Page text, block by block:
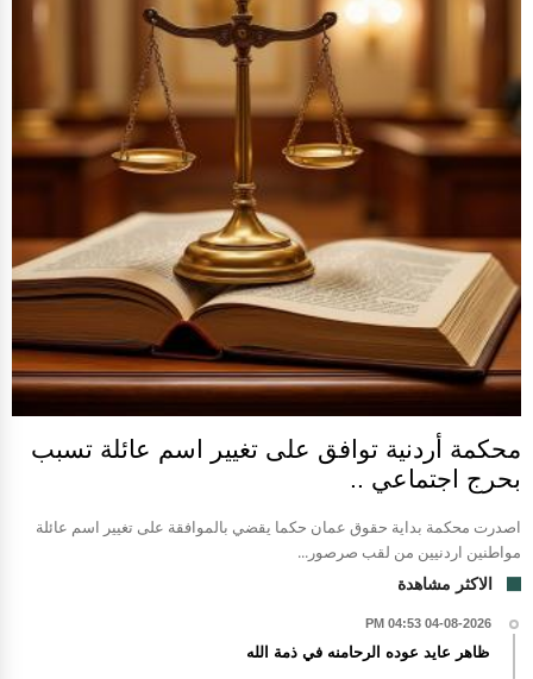
محكمة أردنية توافق على تغيير اسم عائلة تسبب
بحرج اجتماعي ..
اصدرت محكمة بداية حقوق عمان حكما يقضي بالموافقة على تغيير اسم عائلة
مواطنين اردنيين من لقب صرصور...
الاكثر مشاهدة
04-08-2026 04:53 PM
ظاهر عايد عوده الرحامنه في ذمة الله